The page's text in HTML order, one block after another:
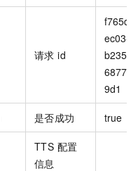
请求 id
ec03-
b235-
9d1
是否成功 true
TTS 配置
信息